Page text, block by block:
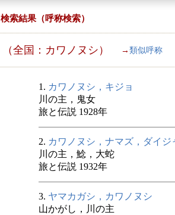
検索結果（呼称検索）
（全国：カワノヌシ） → 類似呼称
1. カワノヌシ，キジョ
川の主，鬼女
旅と伝説 1928年
2. カワノヌシ，ナマズ，ダイジ
川の主，鯰，大蛇
旅と伝説 1932年
3. ヤマカガシ，カワノヌシ
山かがし，川の主